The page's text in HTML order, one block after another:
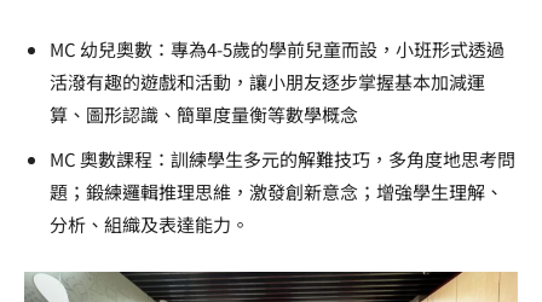
MC 幼兒奧數：專為4-5歲的學前兒童而設，小班形式透過
活潑有趣的遊戲和活動，讓小朋友逐步掌握基本加減運
算、圖形認識、簡單度量衡等數學概念
MC 奧數課程：訓練學生多元的解難技巧，多角度地思考問
題；鍛練邏輯推理思維，激發創新意念；增強學生理解、
分析、組織及表達能力。